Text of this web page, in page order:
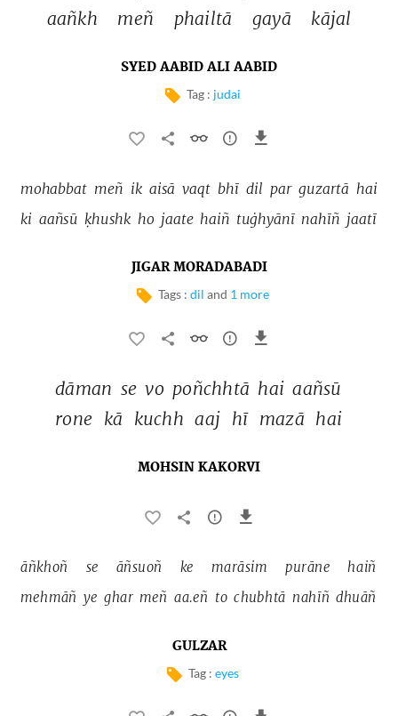
aañkh
meñ phailtā gayā kājal
SYED AABID ALI AABID
Tag : judai
mohabbat meñ ik aisā vaqt bhī dil par guzartā hai
ki aañsū ḳhushk ho jaate haiñ tuġhyānī nahīñ jaatī
JIGAR MORADABADI
Tags : dil and 1 more
dāman se vo poñchhtā hai aañsū
rone kā kuchh aaj hī mazā hai
MOHSIN KAKORVI
āñkhoñ se āñsuoñ ke marāsim purāne
haiñ
mehmāñ ye ghar meñ aa.eñ to chubhtā nahīñ dhuāñ
GULZAR
Tag : eyes